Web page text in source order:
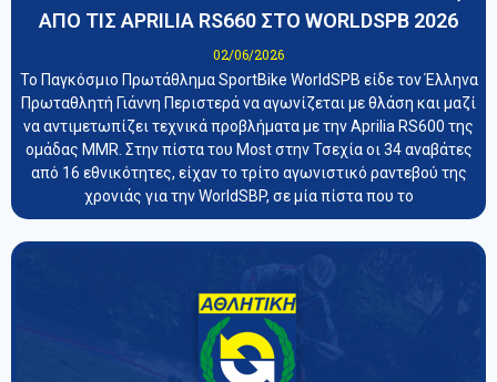
ΑΠΟ ΤΙΣ APRILIA RS660 ΣΤΟ WORLDSPB 2026
02/06/2026
Το Παγκόσμιο Πρωτάθλημα SportBike WorldSPB είδε τον Έλληνα
Πρωταθλητή Γιάννη Περιστερά να αγωνίζεται με θλάση και μαζί
να αντιμετωπίζει τεχνικά προβλήματα με την Aprilia RS600 της
ομάδας MMR. Στην πίστα του Most στην Τσεχία οι 34 αναβάτες
από 16 εθνικότητες, είχαν το τρίτο αγωνιστικό ραντεβού της
χρονιάς για την WorldSBP, σε μία πίστα που το